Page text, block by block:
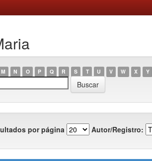
M N O P Q R S T U V W X Y
por página Autor/Registro: